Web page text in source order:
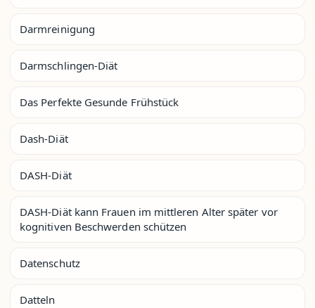
Darmreinigung
Darmschlingen-Diät
Das Perfekte Gesunde Frühstück
Dash-Diät
DASH-Diät
DASH-Diät kann Frauen im mittleren Alter später vor
kognitiven Beschwerden schützen
Datenschutz
Datteln